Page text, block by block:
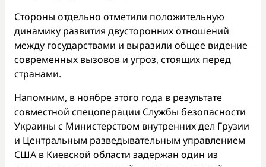
Стороны отдельно отметили положительную
динамику развития двусторонних отношений
между государствами и выразили общее видение
современных вызовов и угроз, стоящих перед
странами.
Напомним, в ноябре этого года в результате
совместной спецоперации Службы безопасности
Украины с Министерством внутренних дел Грузии
и Центральным разведывательным управлением
США в Киевской области задержан один из